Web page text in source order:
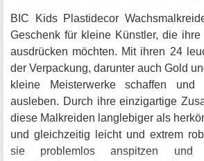
BIC Kids Plastidecor
Geschenk für kleine Künstler, die
ausdrücken möchten. Mit ihren 24
der Verpackung, darunter auch Gold
kleine Meisterwerke schaffen
ausleben. Durch ihre einzigartige
diese Malkreiden langlebiger als
und gleichzeitig leicht und extrem
sie problemlos anspitzen und